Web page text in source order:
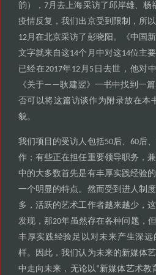
韵 ），7月去上海采访了邱岸雄、杨
疫情反复 ，我们出京受到限制 ， 所
12月在北京采访了彭晓阳 。《中国
文字就来自这14个月中对这14位主
已经在2017年12 月 5 日去世 ， 他对
《关于——耿建翌》 一书中找到一篇
否可以将这篇访谈作为附录放在本
貌。
我们项目的受访人包括50后、60后
作； 有些正在担任重要领导职务 ，
中的大多数首先是有丰厚实践经验
一个明显的特点。 然而受到进人制
多 ， 活跃的艺术工作者越来越少 ，
发现 ，那20年虽然存在各种问题 ，
丰厚实践经验足以对未来产生深远
样。 因此 ，我们认为未来的新媒体
中走向未来 ， 无论以 “新媒体艺术教